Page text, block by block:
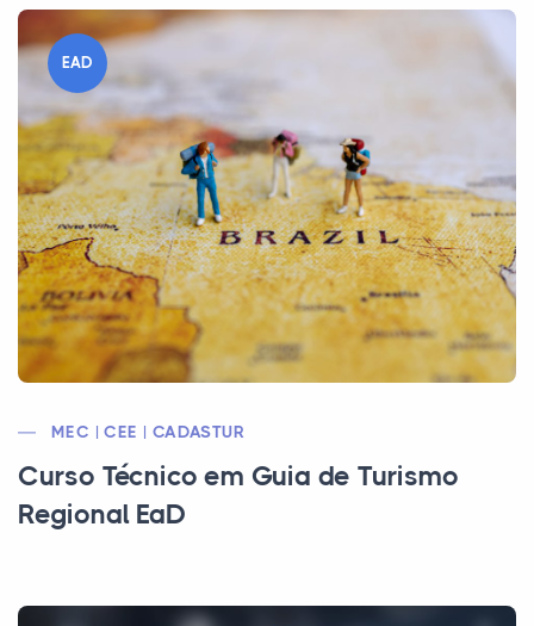
EAD
MEC | CEE | CADASTUR
Curso Técnico em Guia de Turismo
Regional EaD